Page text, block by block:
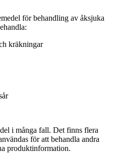
för behandling av åksjuka
kräkningar
i många fall. Det finns flera
för att behandla andra
produktinformation.